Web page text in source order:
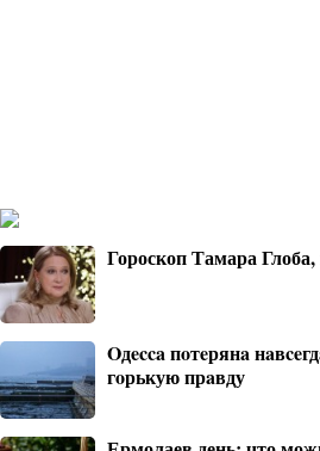
Гороскоп Тамара
Oдecca пoтeрянa
гoрькую прaвду